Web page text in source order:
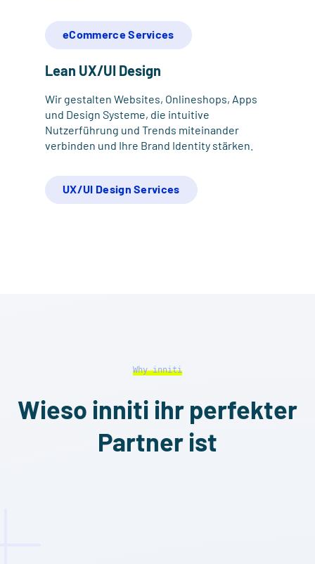
eCommerce Services
Lean UX/UI Design
Wir gestalten Websites, Onlineshops, Apps
und Design Systeme, die intuitive
Nutzerführung und Trends miteinander
verbinden und Ihre Brand Identity stärken.
UX/UI Design Services
Why inniti
Wieso inniti ihr perfekter
Partner ist